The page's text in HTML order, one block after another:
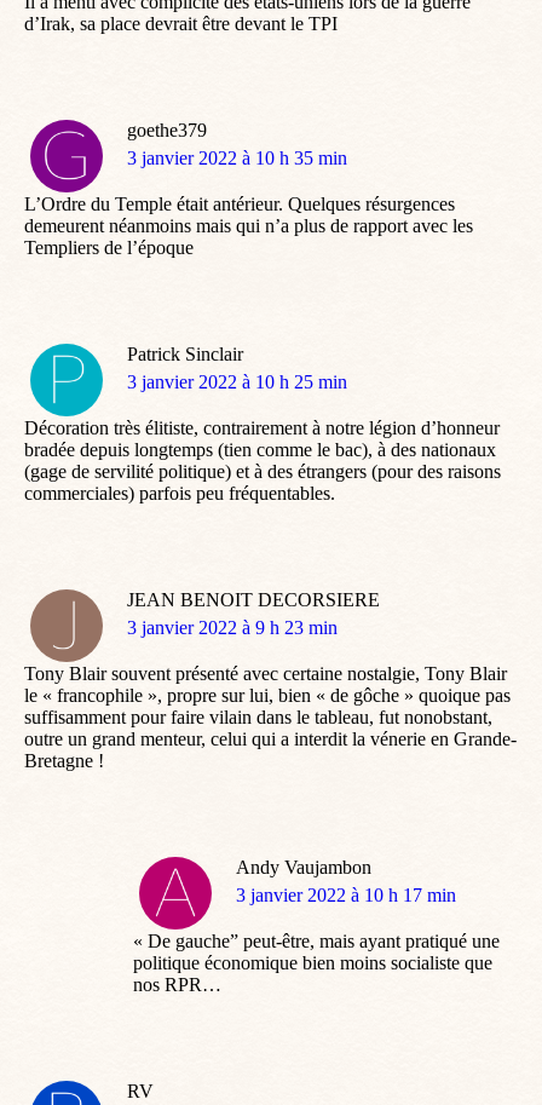
d’Irak, sa place devrait être devant le TPI
goethe379
dit
3 janvier 2022 à 10 h 35 min
L’Ordre du Temple était antérieur. Quelques résurgences
demeurent néanmoins mais qui n’a plus de rapport avec les
Templiers de l’époque
Patrick Sinclair
dit
3 janvier 2022 à 10 h 25 min
Décoration très élitiste, contrairement à notre légion d’honneur
bradée depuis longtemps (tien comme le bac), à des nationaux
(gage de servilité politique) et à des étrangers (pour des raisons
commerciales) parfois peu fréquentables.
JEAN BENOIT DECORSIERE
dit
3 janvier 2022 à 9 h 23 min
Tony Blair souvent présenté avec certaine nostalgie, Tony Blair
le « francophile », propre sur lui, bien « de gôche » quoique pas
suffisamment pour faire vilain dans le tableau, fut nonobstant,
outre un grand menteur, celui qui a interdit la vénerie en Grande-
Bretagne !
Andy Vaujambon
dit
3 janvier 2022 à 10 h 17 min
« De gauche” peut-être, mais ayant pratiqué une
politique économique bien moins socialiste que
nos RPR…
RV